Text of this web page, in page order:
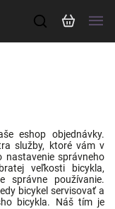
eshop objednávky.
služby, ktoré vám v
správneho
veľkosti bicykla,
správne používanie.
bicykel servisovať a
bicykla. Náš tím je